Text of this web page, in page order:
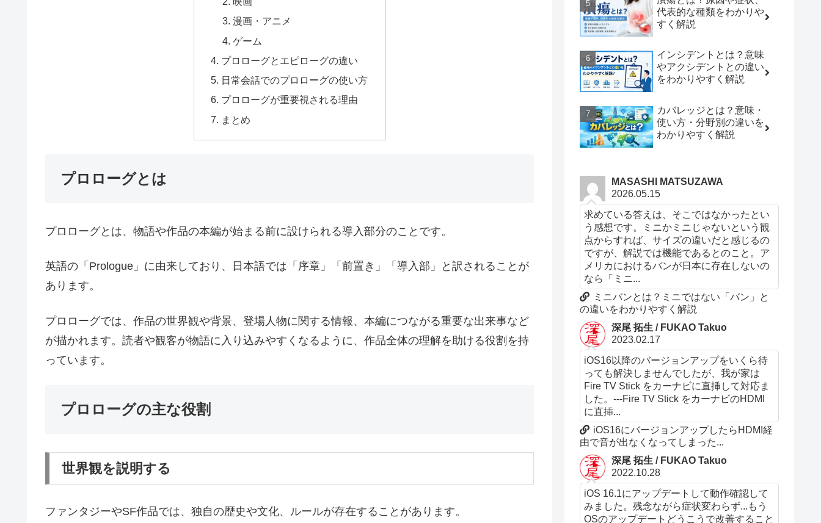
漫画・アニメ
ゲーム
プロローグとエピローグの違い
日常会話でのプロローグの使い方
プロローグが重要視される理由
まとめ
プロローグとは
プロローグとは、物語や作品の本編が始まる前に設けられる導入部分のことです。
英語の「Prologue」に由来しており、日本語では「序章」「前置き」「導入部」と訳されることが
あります。
プロローグでは、作品の世界観や背景、登場人物に関する情報、本編につながる重要な出来事など
が描かれます。読者や観客が物語に入り込みやすくなるように、作品全体の理解を助ける役割を持
っています。
プロローグの主な役割
世界観を説明する
ファンタジーやSF作品では、独自の歴史や文化、ルールが存在することがあります。
代表的な種類をわかりや
すく解説
インシデントとは？意味
やアクシデントとの違い
をわかりやすく解説
カバレッジとは？意味・
使い方・分野別の違いを
わかりやすく解説
MASASHI MATSUZAWA
2026.05.15
求めている答えは、そこではなかったとい
う感想です。ミニかミニじゃないという観
点からすれば、サイズの違いだと感じるの
ですが、解説では機能であるとのこと。ア
メリカにおけるバンが日本に存在しないの
なら「ミニ...
ミニバンとは？ミニではない「バン」と
の違いをわかりやすく解説
深尾 拓生 / FUKAO Takuo
2023.02.17
iOS16以降のバージョンアップをいくら待
っても解決しませんでしたが、我が家は
Fire TV Stick をカーナビに直挿して対応ま
した。---Fire TV Stick をカーナビのHDMI
に直挿...
iOS16にバージョンアップしたらHDMI経
由で音が出なくなってしまった...
深尾 拓生 / FUKAO Takuo
2022.10.28
iOS 16.1にアップデートして動作確認して
みました。残念ながら症状変わらず...もう
OSのアップデートどうこうで改善すること